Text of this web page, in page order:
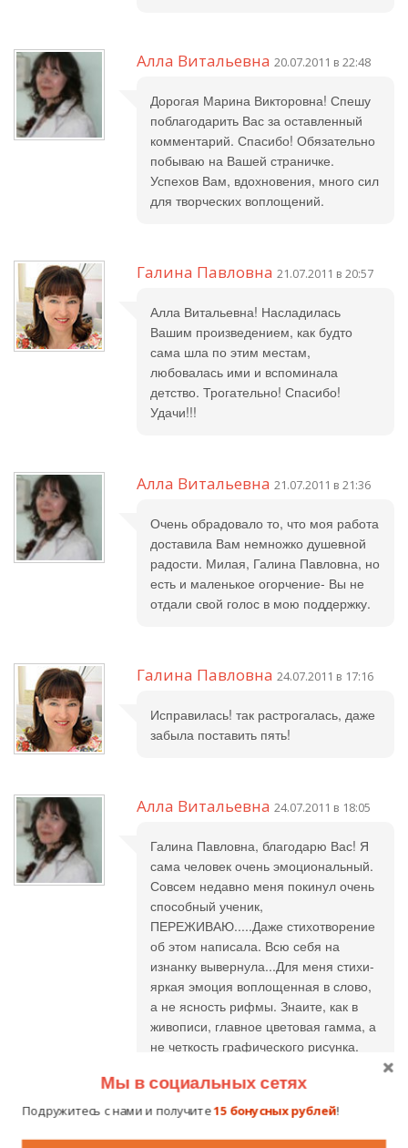
Алла Витальевна 20.07.2011 в 22:48
Дорогая Марина Викторовна! Спешу
поблагодарить Вас за оставленный
комментарий. Спасибо! Обязательно
побываю на Вашей страничке.
Успехов Вам, вдохновения, много сил
для творческих воплощений.
Галина Павловна 21.07.2011 в 20:57
Алла Витальевна! Насладилась
Вашим произведением, как будто
сама шла по этим местам,
любовалась ими и вспоминала
детство. Трогательно! Спасибо!
Удачи!!!
Алла Витальевна 21.07.2011 в 21:36
Очень обрадовало то, что моя работа
доставила Вам немножко душевной
радости. Милая, Галина Павловна, но
есть и маленькое огорчение- Вы не
отдали свой голос в мою поддержку.
Галина Павловна 24.07.2011 в 17:16
Исправилась! так растрогалась, даже
забыла поставить пять!
Алла Витальевна 24.07.2011 в 18:05
Галина Павловна, благодарю Вас! Я
сама человек очень эмоциональный.
Совсем недавно меня покинул очень
способный ученик,
ПЕРЕЖИВАЮ.....Даже стихотворение
об этом написала. Всю себя на
изнанку вывернула...Для меня стихи-
яркая эмоция воплощенная в слово,
а не ясность рифмы. Знаите, как в
живописи, главное цветовая гамма, а
не четкость графического рисунка.
называется "Ученик и учитель"(
поэтическая страничка). С уважением
Мы в социальных сетях
Подружитесь с нами и получите15 бонусных рублей!